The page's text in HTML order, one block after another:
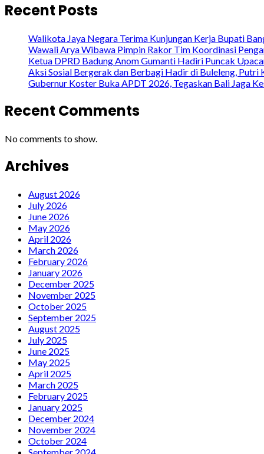
Recent Posts
Walikota Jaya Negara Terima Kunjungan Kerja Bupati
Wawali Arya Wibawa Pimpin Rakor Tim Koordinasi
Ketua DPRD Badung Anom Gumanti Hadiri Puncak
Aksi Sosial Bergerak dan Berbagi Hadir di Buleleng, Putri
Gubernur Koster Buka APDT 2026, Tegaskan Bali Jaga
Recent Comments
No comments to show.
Archives
August 2026
July 2026
June 2026
May 2026
April 2026
March 2026
February 2026
January 2026
December 2025
November 2025
October 2025
September 2025
August 2025
July 2025
June 2025
May 2025
April 2025
March 2025
February 2025
January 2025
December 2024
November 2024
October 2024